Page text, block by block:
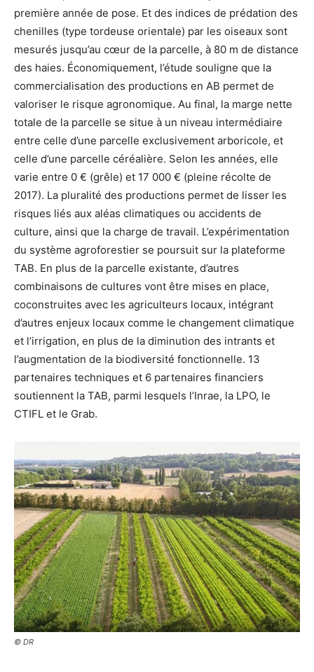
première année de pose. Et des indices de prédation des
chenilles (type tordeuse orientale) par les oiseaux sont
mesurés jusqu’au cœur de la parcelle, à 80 m de distance
des haies. Économiquement, l’étude souligne que la
commercialisation des productions en AB permet de
valoriser le risque agronomique. Au final, la marge nette
totale de la parcelle se situe à un niveau intermédiaire
entre celle d’une parcelle exclusivement arboricole, et
celle d’une parcelle céréalière. Selon les années, elle
varie entre 0 € (grêle) et 17 000 € (pleine récolte de
2017). La pluralité des productions permet de lisser les
risques liés aux aléas climatiques ou accidents de
culture, ainsi que la charge de travail. L’expérimentation
du système agroforestier se poursuit sur la plateforme
TAB. En plus de la parcelle existante, d’autres
combinaisons de cultures vont être mises en place,
coconstruites avec les agriculteurs locaux, intégrant
d’autres enjeux locaux comme le changement climatique
et l’irrigation, en plus de la diminution des intrants et
l’augmentation de la biodiversité fonctionnelle. 13
partenaires techniques et 6 partenaires financiers
soutiennent la TAB, parmi lesquels l’Inrae, la LPO, le
CTIFL et le Grab.
© DR